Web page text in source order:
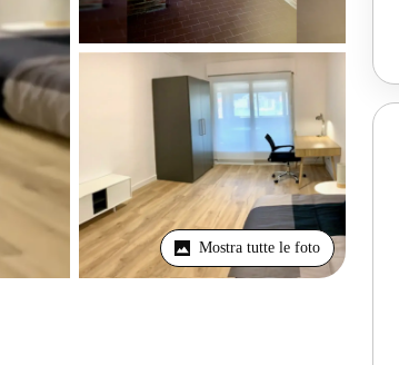
Mostra tutte le foto